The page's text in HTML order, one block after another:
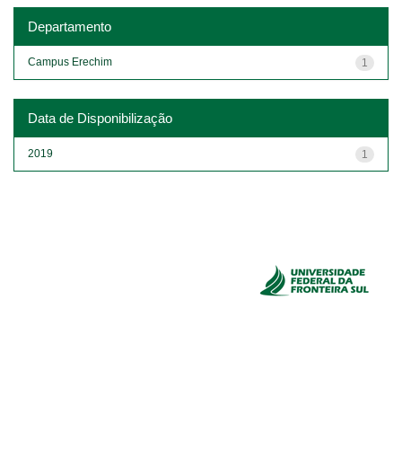
Departamento
1
Campus Erechim
Data de Disponibilização
1
2019